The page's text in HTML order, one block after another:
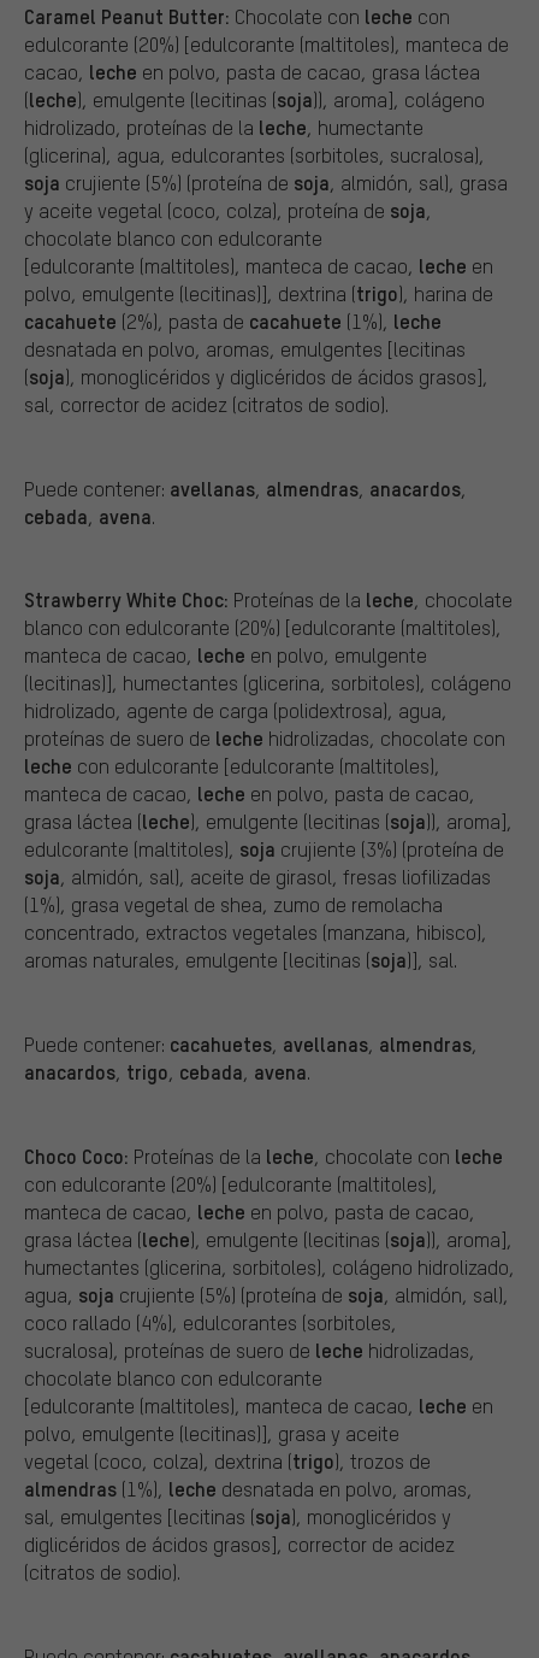
Caramel Peanut Butter: Chocolate con leche con
edulcorante (20%) [edulcorante (maltitoles), manteca de
cacao, leche en polvo, pasta de cacao, grasa láctea
(leche), emulgente (lecitinas (soja)), aroma], colágeno
hidrolizado, proteínas de la leche, humectante
(glicerina), agua, edulcorantes (sorbitoles, sucralosa),
soja crujiente (5%) (proteína de soja, almidón, sal), grasa
y aceite vegetal (coco, colza), proteína de soja,
chocolate blanco con edulcorante
[edulcorante (maltitoles), manteca de cacao, leche en
polvo, emulgente (lecitinas)], dextrina (trigo), harina de
cacahuete (2%), pasta de cacahuete (1%), leche
desnatada en polvo, aromas, emulgentes [lecitinas
(soja), monoglicéridos y diglicéridos de ácidos grasos],
sal, corrector de acidez (citratos de sodio).
Puede contener: avellanas, almendras, anacardos,
cebada, avena.
Strawberry White Choc: Proteínas de la leche, chocolate
blanco con edulcorante (20%) [edulcorante (maltitoles),
manteca de cacao, leche en polvo, emulgente
(lecitinas)], humectantes (glicerina, sorbitoles), colágeno
hidrolizado, agente de carga (polidextrosa), agua,
proteínas de suero de leche hidrolizadas, chocolate con
leche con edulcorante [edulcorante (maltitoles),
manteca de cacao, leche en polvo, pasta de cacao,
grasa láctea (leche), emulgente (lecitinas (soja)), aroma],
edulcorante (maltitoles), soja crujiente (3%) (proteína de
soja, almidón, sal), aceite de girasol, fresas liofilizadas
(1%), grasa vegetal de shea, zumo de remolacha
concentrado, extractos vegetales (manzana, hibisco),
aromas naturales, emulgente [lecitinas (soja)], sal.
Puede contener: cacahuetes, avellanas, almendras,
anacardos, trigo, cebada, avena.
Choco Coco: Proteínas de la leche, chocolate con leche
con edulcorante (20%) [edulcorante (maltitoles),
manteca de cacao, leche en polvo, pasta de cacao,
grasa láctea (leche), emulgente (lecitinas (soja)), aroma],
humectantes (glicerina, sorbitoles), colágeno hidrolizado,
agua, soja crujiente (5%) (proteína de soja, almidón, sal),
coco rallado (4%), edulcorantes (sorbitoles,
sucralosa), proteínas de suero de leche hidrolizadas,
chocolate blanco con edulcorante
[edulcorante (maltitoles), manteca de cacao, leche en
polvo, emulgente (lecitinas)], grasa y aceite
vegetal (coco, colza), dextrina (trigo), trozos de
almendras (1%), leche desnatada en polvo, aromas,
sal, emulgentes [lecitinas (soja), monoglicéridos y
diglicéridos de ácidos grasos], corrector de acidez
(citratos de sodio).